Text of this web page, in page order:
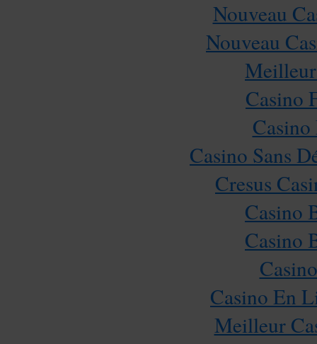
Nouveau
Nouveau
Casino
Casino Sans
Cresus
Casino
Casino
Casino En
Meilleur